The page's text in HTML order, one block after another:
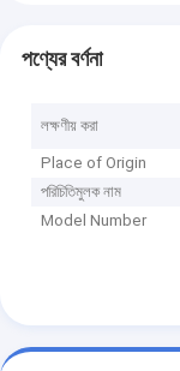
পণ্যের বর্ণনা
লক্ষণীয় করা
Place of Origin
পরিচিতিমুলক নাম
Model Number